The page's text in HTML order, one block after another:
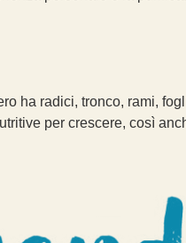
ha radici, tronco, rami,
per crescere, così